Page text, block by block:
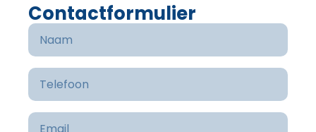
Contactformulier